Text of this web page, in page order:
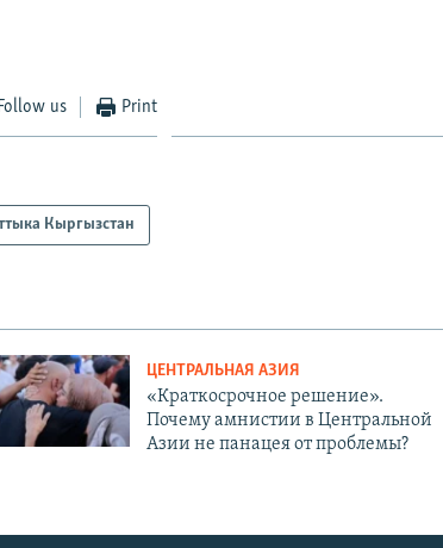
Follow us Print
Кыргызстан
ЦЕНТРАЛЬНАЯ АЗИЯ
«Краткосрочное решение».
Почему амнистии в Центральной
Азии не панацея от проблемы?